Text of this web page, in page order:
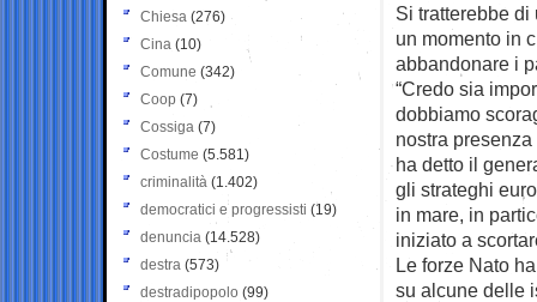
Si tratterebbe di
un momento in
abbandonare i
“Credo sia
dobbiamo
nostra
ha detto il
gli strateghi
in mare, in
iniziato a
Le forze Nato
su alcune delle
Chiesa (276)
Cina (10)
Comune (342)
Coop (7)
Cossiga (7)
Costume (5.581)
criminalità (1.402)
democratici e progressisti (19)
denuncia (14.528)
destra (573)
destradipopolo (99)